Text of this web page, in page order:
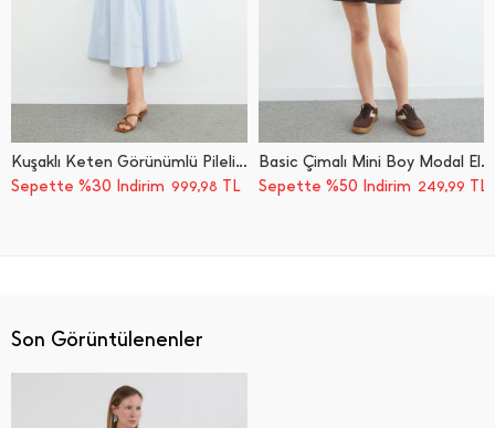
Kuşaklı Keten Görünümlü Pileli Maxi Boy Elbise
Sepette %30 İndirim 999,98 TL
Basic Çimalı Mini Boy Modal Elbise
Sepette %50 İndirim 249,99 TL
Son Görüntülenenler